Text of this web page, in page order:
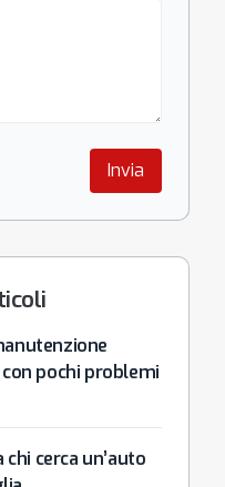
Invia
pochi problemi
cerca un’auto